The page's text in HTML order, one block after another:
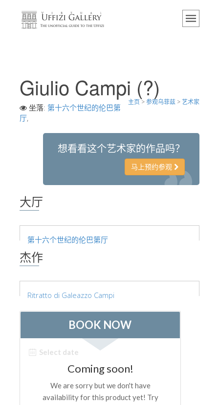
主页
活动 & 展览
游客的评论
参观乌菲兹
巴杰罗美术馆
学院美术馆
巴拉丁画廊
美第奇教堂
圣马可博物馆
考古学博物馆
宝石加工博物馆
Giulio Campi (?)
主页>参观乌菲兹 >艺术家
坐落: 第十六个世纪的伦巴第
厅,
想看看这个艺术家的作品吗？
马上预约参观
大厅
第十六个世纪的伦巴第厅
杰作
Ritratto di Galeazzo Campi